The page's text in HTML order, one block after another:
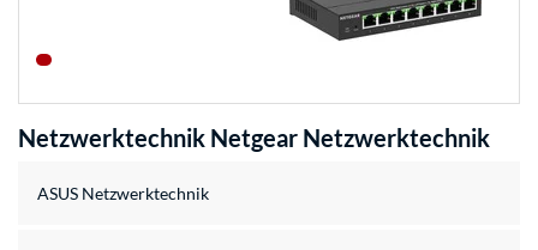
Netzwerktechnik Netgear Netzwerktechnik
ASUS Netzwerktechnik